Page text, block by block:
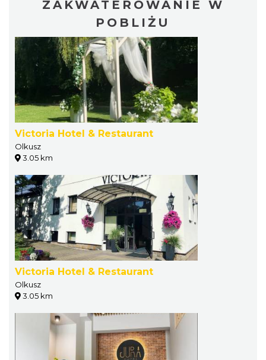
ZAKWATEROWANIE W
POBLIŻU
Victoria Hotel & Restaurant
Olkusz
3.05 km
Victoria Hotel & Restaurant
Olkusz
3.05 km